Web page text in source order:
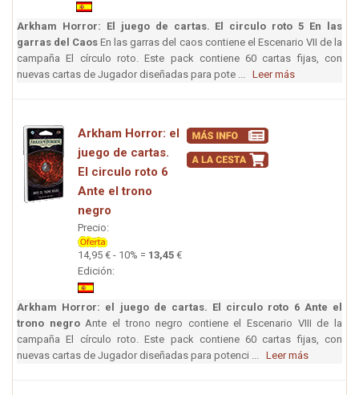
Arkham Horror: El juego de cartas. El circulo roto 5 En las
garras del Caos En las garras del caos contiene el Escenario VII de la
campaña El círculo roto. Este pack contiene 60 cartas fijas, con
nuevas cartas de Jugador diseñadas para pote ... Leer más
Arkham Horror: el
juego de cartas.
El circulo roto 6
Ante el trono
negro
Precio:
14,95 € - 10% = 13,45 €
Edición:
Arkham Horror: el juego de cartas. El circulo roto 6 Ante el
trono negroAnte el trono negro contiene el Escenario VIII de la
campaña El círculo roto. Este pack contiene 60 cartas fijas, con
nuevas cartas de Jugador diseñadas para potenci ... Leer más